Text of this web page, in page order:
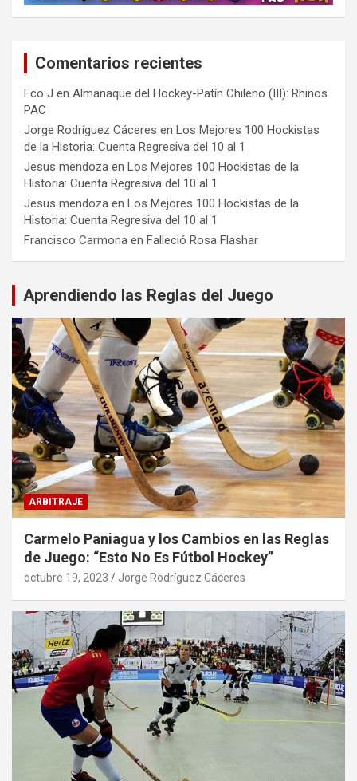
Comentarios recientes
Fco J en Almanaque del Hockey-Patín Chileno (III): Rhinos
PAC
Jorge Rodríguez Cáceres en Los Mejores 100 Hockistas
de la Historia: Cuenta Regresiva del 10 al 1
Jesus mendoza en Los Mejores 100 Hockistas de la
Historia: Cuenta Regresiva del 10 al 1
Jesus mendoza en Los Mejores 100 Hockistas de la
Historia: Cuenta Regresiva del 10 al 1
Francisco Carmona en Falleció Rosa Flashar
Aprendiendo las Reglas del Juego
ARBITRAJE
Carmelo Paniagua y los Cambios en las Reglas
de Juego: “Esto No Es Fútbol Hockey”
octubre 19, 2023 Jorge Rodríguez Cáceres